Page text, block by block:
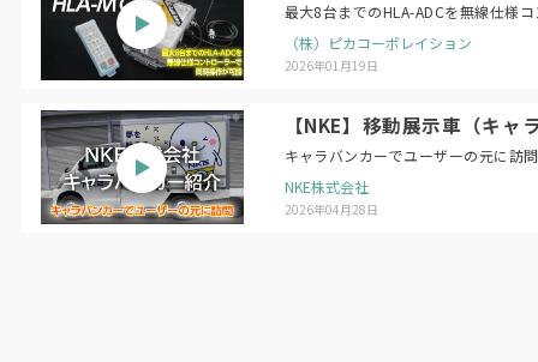
最大8台までのHLA-ADCを無線仕様
（株）ピカコーポレイション
2026年01月19日
【NKE】移動展示車（キ
キャラバンカーでユーザーの元に訪問
NKE株式会社
2026年04月28日